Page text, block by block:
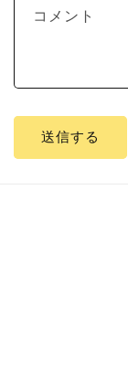
コメント
送信する